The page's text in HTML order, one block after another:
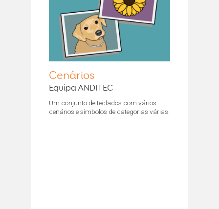
Cenários
Equipa ANDITEC
Um conjunto de teclados com vários
cenários e símbolos de categorias várias.